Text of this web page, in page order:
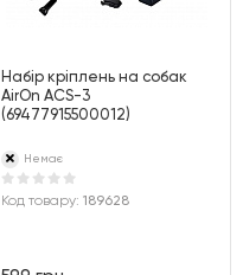
Набір кріплень на собак
AirOn ACS-3
(69477915500012)
Немає
Код товару:189628